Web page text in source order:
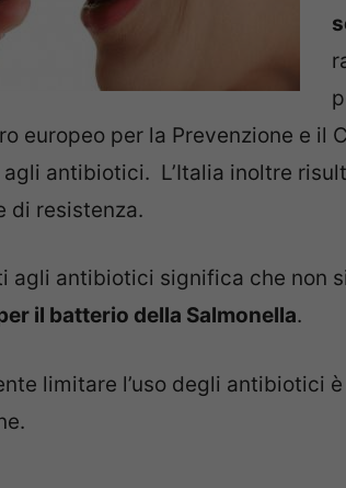
europeo per la Prevenzione e il
antibiotici. L’Italia inoltre
di resistenza.
agli antibiotici significa che non
il batterio della Salmonella.
limitare l’uso degli antibiotici